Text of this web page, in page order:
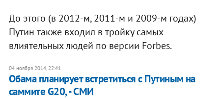
До этого (в 2012-м, 2011-м и 2009-м годах)
Путин также входил в тройку самых
влиятельных людей по версии Forbes.
04 ноября 2014, 22:41
Обама планирует встретиться с Путиным на
саммите G20, - СМИ